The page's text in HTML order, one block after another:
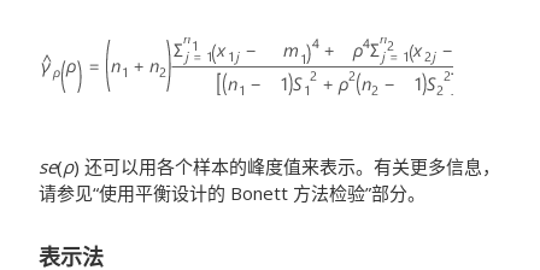
se(ρ) 还可以用各个样本的峰度值来表示。有关更多信息，
请参见“使用平衡设计的 Bonett 方法检验”部分。
表示法